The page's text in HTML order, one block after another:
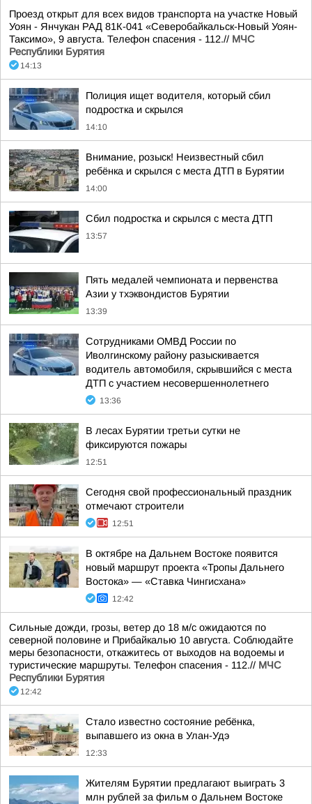
Проезд открыт для всех видов транспорта на участке Новый
Уоян - Янчукан РАД 81К-041 «Северобайкальск-Новый Уоян-
Таксимо», 9 августа. Телефон спасения - 112.// МЧС
Республики Бурятия
14:13
Полиция ищет водителя, который сбил
подростка и скрылся
14:10
Внимание, розыск! Неизвестный сбил
ребёнка и скрылся с места ДТП в Бурятии
14:00
Сбил подростка и скрылся с места ДТП
13:57
Пять медалей чемпионата и первенства
Азии у тхэквондистов Бурятии
13:39
Сотрудниками ОМВД России по
Иволгинскому району разыскивается
водитель автомобиля, скрывшийся с места
ДТП с участием несовершеннолетнего
13:36
В лесах Бурятии третьи сутки не
фиксируются пожары
12:51
Сегодня свой профессиональный праздник
отмечают строители
12:51
В октябре на Дальнем Востоке появится
новый маршрут проекта «Тропы Дальнего
Востока» — «Ставка Чингисхана»
12:42
Сильные дожди, грозы, ветер до 18 м/с ожидаются по
северной половине и Прибайкалью 10 августа. Соблюдайте
меры безопасности, откажитесь от выходов на водоемы и
туристические маршруты. Телефон спасения - 112.// МЧС
Республики Бурятия
12:42
Стало известно состояние ребёнка,
выпавшего из окна в Улан-Удэ
12:33
Жителям Бурятии предлагают выиграть 3
млн рублей за фильм о Дальнем Востоке